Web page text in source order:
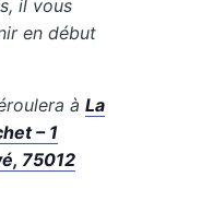
il vous
en début
àLa
– 1
75012